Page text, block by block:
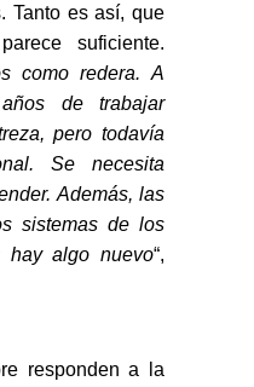
Tanto es así, que
suficiente.
como redera. A
de trabajar
pero todavía
Se necesita
Además, las
sistemas de los
hay algo nuevo“,
responden a la